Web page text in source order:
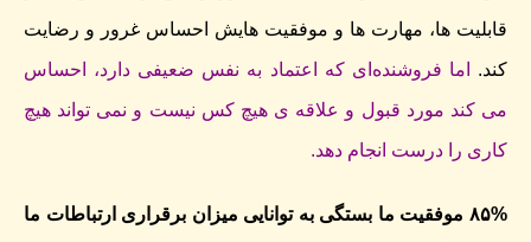
قابلیت ها، مهارت ها و موفقیت هایش احساس غرور و رضایت
کند. اما فروشنده‌ای که اعتماد به نفس ضعیفی دارد، احساس
می کند مورد قبول و علاقه ی هیچ کس نیست و نمی تواند هیچ
کاری را درست انجام دهد.
۸۵% موفقیت ما بستگی به توانایی میزان برقراری ارتباطات ما